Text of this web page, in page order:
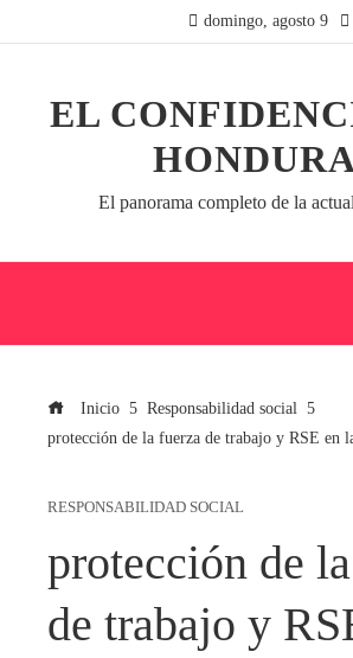
domingo, agosto 9
EL
El panorama completo de la
Inicio
Responsabilidad social
protección de la fuerza de trabajo y RSE en
RESPONSABILIDAD SOCIAL
protección de
de trabajo y